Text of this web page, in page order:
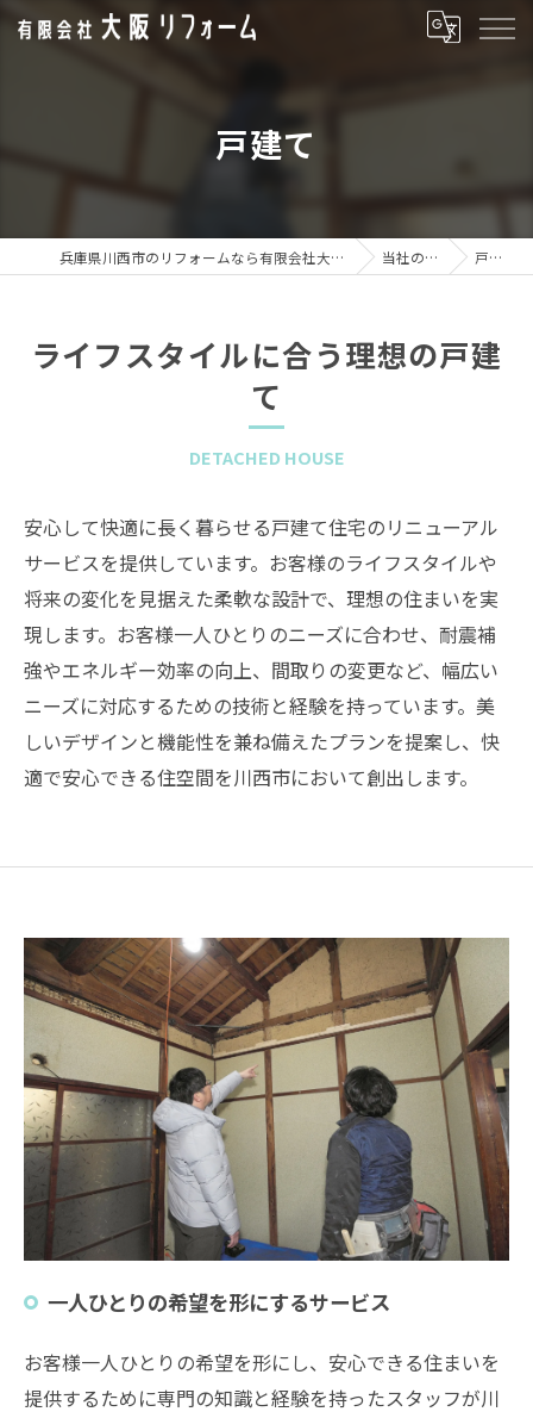
戸建て
兵庫県川西市のリフォームなら有限会社大阪リフォーム 当社の特徴 戸建て
ライフスタイルに合う理想の戸建
て
DETACHED HOUSE
安心して快適に長く暮らせる戸建て住宅のリニューアル
サービスを提供しています。お客様のライフスタイルや
将来の変化を見据えた柔軟な設計で、理想の住まいを実
現します。お客様一人ひとりのニーズに合わせ、耐震補
強やエネルギー効率の向上、間取りの変更など、幅広い
ニーズに対応するための技術と経験を持っています。美
しいデザインと機能性を兼ね備えたプランを提案し、快
適で安心できる住空間を川西市において創出します。
一人ひとりの希望を形にするサービス
お客様一人ひとりの希望を形にし、安心できる住まいを
提供するために専門の知識と経験を持ったスタッフが川